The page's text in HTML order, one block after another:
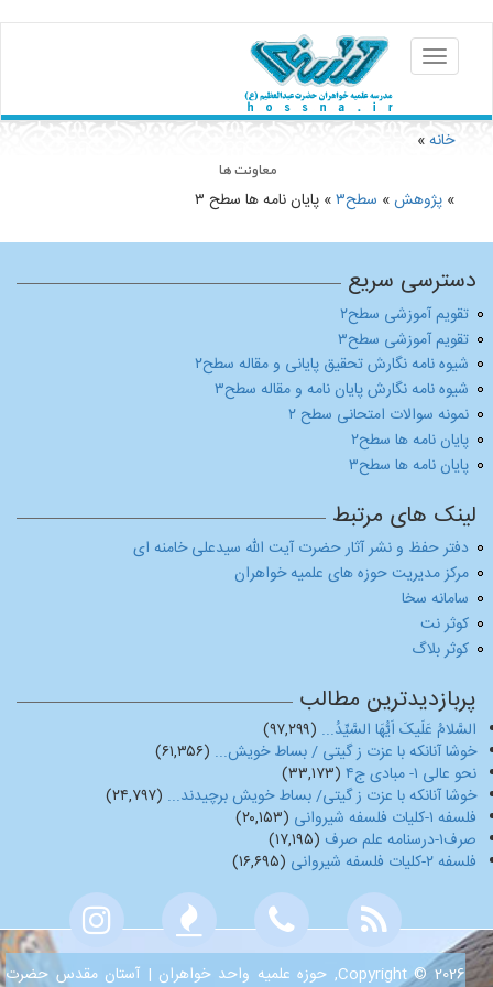
Toggle
navigation
You areخانه»
معاونت ها
»پژوهش»سطح۳ » پایان نامه ها سطح ۳
دسترسی سریع
تقویم آموزشی سطح۲
تقویم آموزشی سطح۳
شیوه نامه نگارش تحقیق پایانی و مقاله سطح۲
شیوه نامه نگارش پایان نامه و مقاله سطح۳
نمونه سوالات امتحانی سطح ۲
پایان نامه ها سطح۲
پایان نامه ها سطح۳
لینک های مرتبط
دفتر حفظ و نشر آثار حضرت آیت الله سیدعلی خامنه ای
مرکز مدیریت حوزه های علمیه خواهران
سامانه سخا
کوثر نت
کوثر بلاگ
پربازدیدترین مطالب
السَّلامُ عَلَیکَ اَیُّهَا السَّیِّدُ...(۹۷,۲۹۹)
خوشا آنانکه با عزت ز گیتی / بساط خویش...(۶۱,۳۵۶)
نحو عالی ۱- مبادی ج۴
(۳۳,۱۷۳)
خوشا آنانکه با عزت ز گیتی/ بساط خویش برچیدند...(۲۴,۷۹۷)
فلسفه ۱-کلیات فلسفه شیروانی
(۲۰,۱۵۳)
صرف۱-درسنامه علم صرف
(۱۷,۱۹۵)
فلسفه ۲-کلیات فلسفه شیروانی
(۱۶,۶۹۵)
Copyright © 2026, حوزه علمیه واحد خواهران | آستان مقدس حضرت